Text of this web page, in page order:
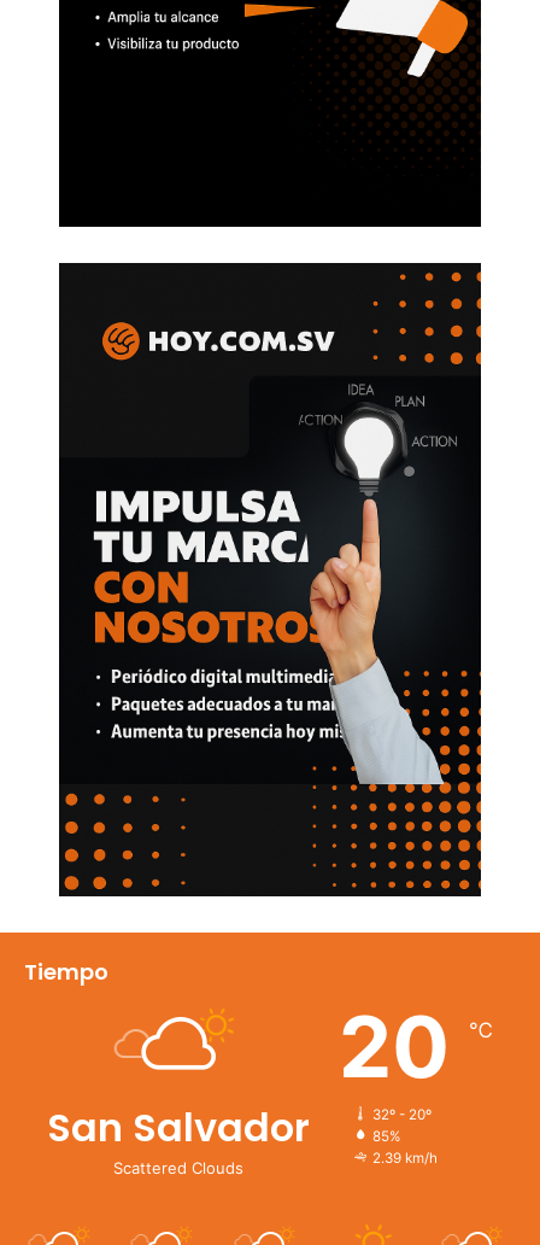
Tiempo
San Salvador
Scattered Clouds
20 ℃
32º - 20º
85%
2.39 km/h